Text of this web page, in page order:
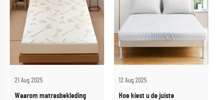
21 Aug 2025
Waarom matrasbekleding
12 Aug 2025
Hoe kiest u de juiste